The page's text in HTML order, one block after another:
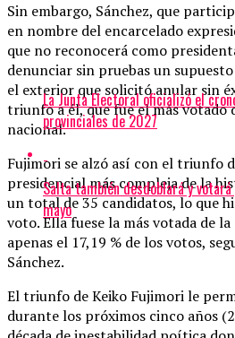
Sin embargo, Sánchez, que
en nombre del encarcelado
que no reconocerá como
denunciar sin pruebas un
el exterior que solicitó anular sin
triunfo a él, que fue el más
nacional.
Fujimori se alzó así con el triunfo
presidencial más compleja de la
un total de 35 candidatos, lo que
voto. Ella fuese la más votada de
apenas el 17,19 % de los votos,
Sánchez.
El triunfo de Keiko Fujimori le
durante los próximos cinco años
La Junta Electoral oficializó el
provinciales de 2027
Salta también desdoblará y
mayo